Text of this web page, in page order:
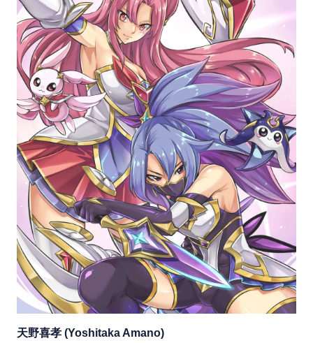
天野喜孝 (Yoshitaka Amano)